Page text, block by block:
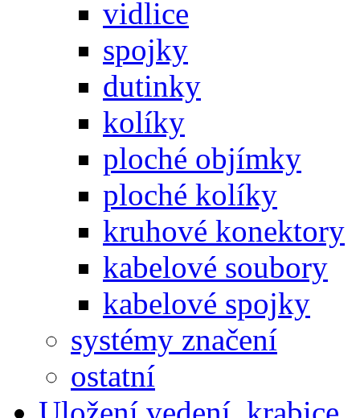
vidlice
spojky
dutinky
kolíky
ploché objímky
ploché kolíky
kruhové konektory
kabelové soubory
kabelové spojky
systémy značení
ostatní